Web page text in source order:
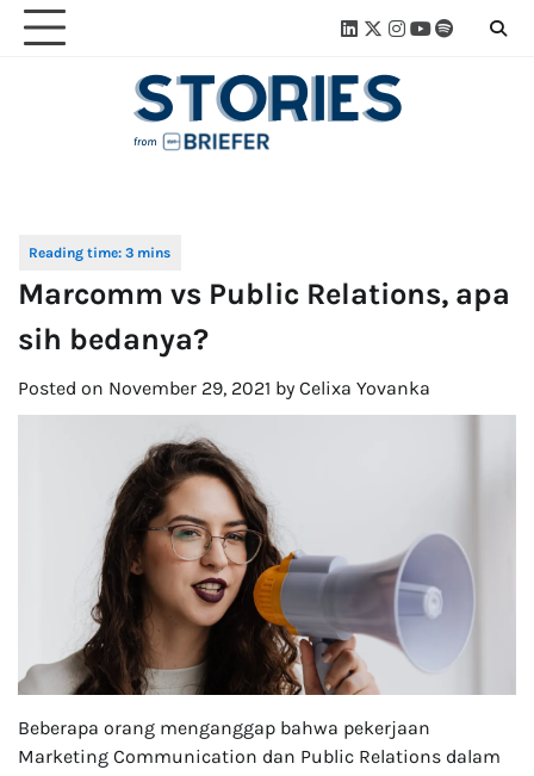
Skip
Linkedin
Twitter
Instagram
Youtube
Spotify
Marcomm vs Public Relations, apa
sih bedanya?
Posted on November 29, 2021 by Celixa Yovanka
Beberapa orang menganggap bahwa pekerjaan
Marketing Communication dan Public Relations dalam